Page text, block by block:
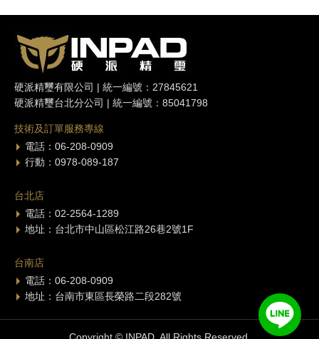
硬派精璽有限公司 | 統一編號：27845621
硬派精璽台北分公司 | 統一編號：85041798
技術及訂單服務專線
電話：06-208-0909
行動：0978-089-187
台北店
電話：02-2564-1289
地址：台北市中山區松江路26巷2號1F
台南店
電話：06-208-0909
地址：台南市東區長榮路二段282號